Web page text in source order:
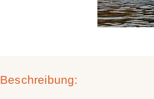
Beschreibung: